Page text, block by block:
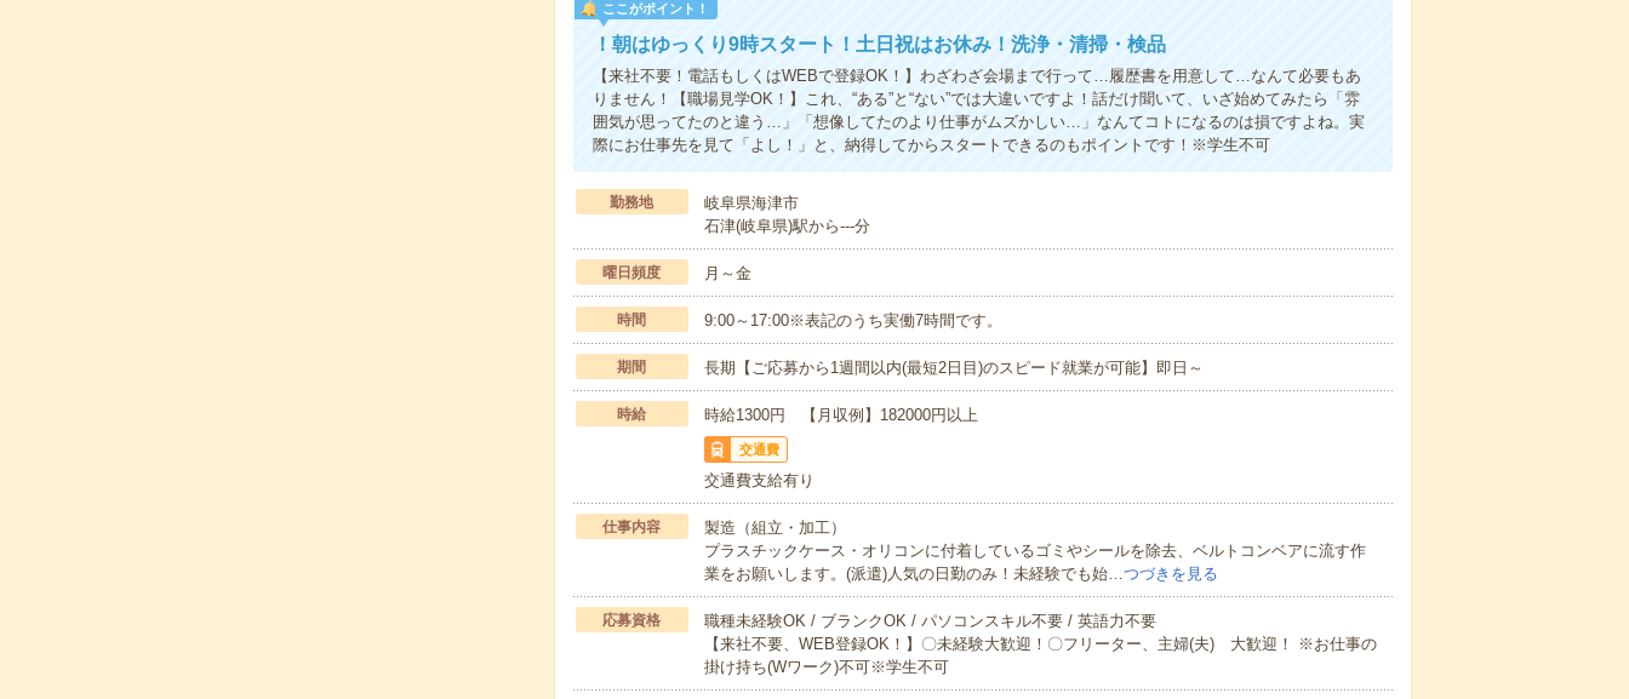
ここがポイント！
！朝はゆっくり9時スタート！土日祝はお休み！洗浄・清掃・検品
【来社不要！電話もしくはWEBで登録OK！】わざわざ会場まで行って…履歴書を用意して…なんて必要もあ
りません！【職場見学OK！】これ、“ある”と“ない”では大違いですよ！話だけ聞いて、いざ始めてみたら「雰
囲気が思ってたのと違う…」「想像してたのより仕事がムズかしい…」なんてコトになるのは損ですよね。実
際にお仕事先を見て「よし！」と、納得してからスタートできるのもポイントです！※学生不可
勤務地
岐阜県海津市
石津(岐阜県)駅から---分
曜日頻度 月～金
時間 9:00～17:00※表記のうち実働7時間です。
期間 長期【ご応募から1週間以内(最短2日目)のスピード就業が可能】即日～
時給 時給1300円 【月収例】182000円以上
交通費
交通費支給有り
仕事内容
製造（組立・加工）
プラスチックケース・オリコンに付着しているゴミやシールを除去、ベルトコンベアに流す作
業をお願いします。(派遣)人気の日勤のみ！未経験でも始…つづきを見る
応募資格
職種未経験OK / ブランクOK / パソコンスキル不要 / 英語力不要
【来社不要、WEB登録OK！】〇未経験大歓迎！〇フリーター、主婦(夫) 大歓迎！ ※お仕事の
掛け持ち(Wワーク)不可※学生不可